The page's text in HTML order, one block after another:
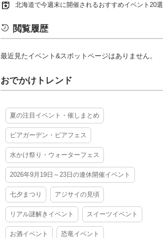
北海道で今週末に開催されるおすすめイベント20選
閲覧履歴
最近見たイベント&スポットページはありません。
おでかけトレンド
夏の注目イベント・催しまとめ
ビアガーデン・ビアフェス
水かけ祭り・ウォーターフェス
2026年9月19日～23日の連休開催イベント
七夕まつり アジサイの見頃
リアル謎解きイベント スイーツイベント
お酒イベント 恐竜イベント